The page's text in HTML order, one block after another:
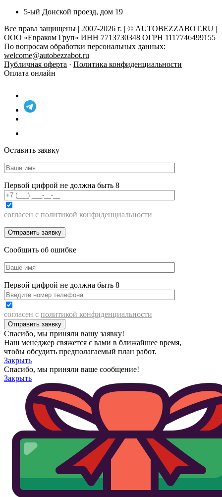
5-ый Донской проезд, дом 19
Все права защищены | 2007-2026 г. | © AUTOBEZZABOT.RU |
ООО «Евраком Груп» ИНН 7713730348 ОГРН 1117746499155
По вопросам обработки персональных данных:
welcome@autobezzabot.ru
Публичная оферта · Политика конфиденциальности
Оплата онлайн
Оставить заявку
Первой цифрой не должна быть 8
согласен с политикой конфиденциальности
Сообщить об ошибке
Первой цифрой не должна быть 8
согласен с политикой конфиденциальности
Спасибо, мы приняли вашу заявку!
Наш менеджер свяжется с вами в ближайшее время,
чтобы обсудить предполагаемый план работ.
Закрыть
Спасибо, мы приняли ваше сообщение!
Закрыть